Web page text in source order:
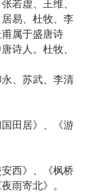
易、杜牧、李
属于盛唐诗
诗人。杜牧、
、苏武、李清
田居》、《游
西》、《枫桥
雨寄北》。